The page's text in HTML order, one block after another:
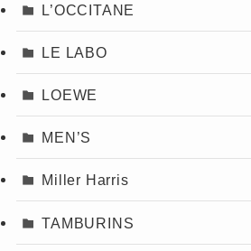
L’OCCITANE
LE LABO
LOEWE
MEN’S
Miller Harris
TAMBURINS